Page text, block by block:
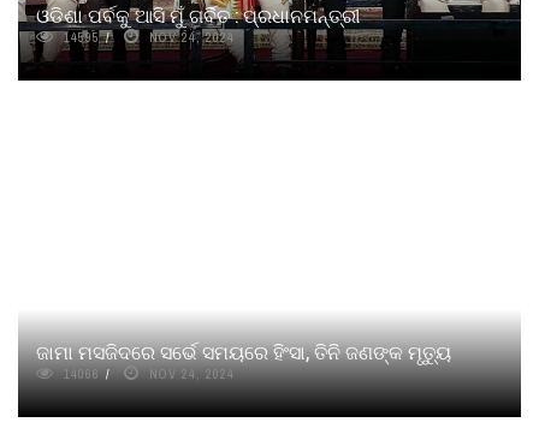
ଓଡିଶା ପର୍ବକୁ ଆସି ମୁଁ ଗର୍ବିତ : ପ୍ରଧାନମନ୍ତ୍ରୀ
14595 NOV 24, 2024
ଜାମା ମସଜିଦରେ ସର୍ଭେ ସମୟରେ ହିଂସା, ତିନି ଜଣଙ୍କ ମୃତ୍ୟୁ
14066 NOV 24, 2024